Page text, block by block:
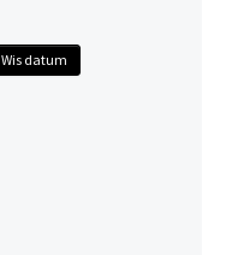
Wis datum